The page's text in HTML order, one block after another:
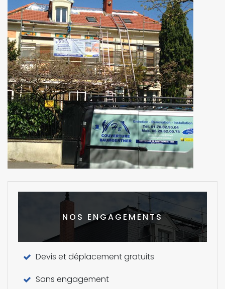
NOS ENGAGEMENTS
Devis et déplacement gratuits
Sans engagement